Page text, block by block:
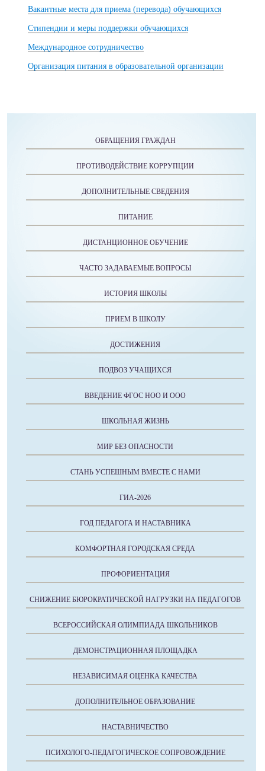
Вакантные места для приема (перевода) обучающихся
Стипендии и меры поддержки обучающихся
Международное сотрудничество
Организация питания в образовательной организации
ОБРАЩЕНИЯ ГРАЖДАН
ПРОТИВОДЕЙСТВИЕ КОРРУПЦИИ
ДОПОЛНИТЕЛЬНЫЕ СВЕДЕНИЯ
ПИТАНИЕ
ДИСТАНЦИОННОЕ ОБУЧЕНИЕ
ЧАСТО ЗАДАВАЕМЫЕ ВОПРОСЫ
ИСТОРИЯ ШКОЛЫ
ПРИЕМ В ШКОЛУ
ДОСТИЖЕНИЯ
ПОДВОЗ УЧАЩИХСЯ
ВВЕДЕНИЕ ФГОС НОО И ООО
ШКОЛЬНАЯ ЖИЗНЬ
МИР БЕЗ ОПАСНОСТИ
СТАНЬ УСПЕШНЫМ ВМЕСТЕ С НАМИ
ГИА-2026
ГОД ПЕДАГОГА И НАСТАВНИКА
КОМФОРТНАЯ ГОРОДСКАЯ СРЕДА
ПРОФОРИЕНТАЦИЯ
СНИЖЕНИЕ БЮРОКРАТИЧЕСКОЙ НАГРУЗКИ НА ПЕДАГОГОВ
ВСЕРОССИЙСКАЯ ОЛИМПИАДА ШКОЛЬНИКОВ
ДЕМОНСТРАЦИОННАЯ ПЛОЩАДКА
НЕЗАВИСИМАЯ ОЦЕНКА КАЧЕСТВА
ДОПОЛНИТЕЛЬНОЕ ОБРАЗОВАНИЕ
НАСТАВНИЧЕСТВО
ПСИХОЛОГО-ПЕДАГОГИЧЕСКОЕ СОПРОВОЖДЕНИЕ